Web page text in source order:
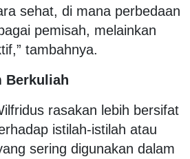
sehat, di mana perbedaan
pemisah, melainkan
tambahnya.
Berkuliah
rasakan lebih bersifat
istilah-istilah atau
sering digunakan dalam